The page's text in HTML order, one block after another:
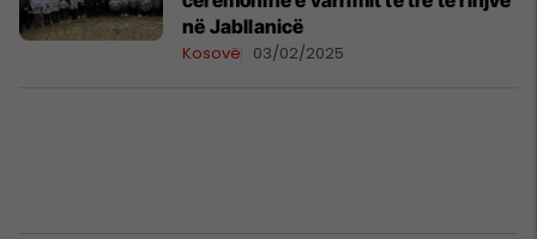
në Jabllanicë
Kosovë 03/02/2025